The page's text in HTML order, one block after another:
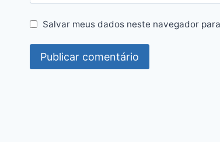
Salvar meus dados neste navegador